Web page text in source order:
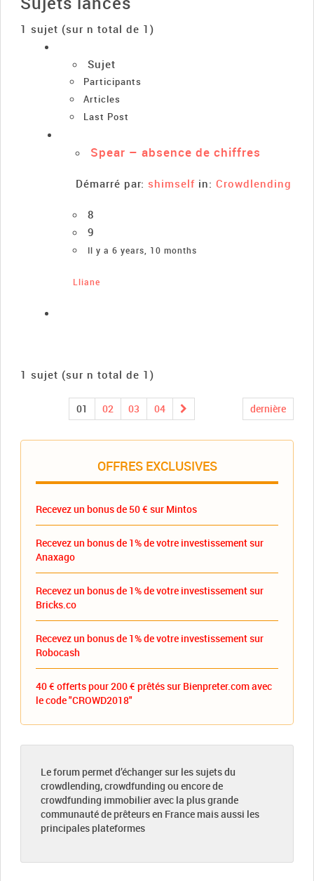
1 sujet (sur n total de 1)
Sujet
Participants
Articles
Last Post
Spear – absence de chiffres
Démarré par: shimself in: Crowdlending
8
9
Il y a 6 years, 10 months
Lliane
1 sujet (sur n total de 1)
01 02 03 04 dernière
OFFRES EXCLUSIVES
Recevez un bonus de 50 € sur Mintos
Recevez un bonus de 1% de votre investissement sur
Anaxago
Recevez un bonus de 1% de votre investissement sur
Bricks.co
Recevez un bonus de 1% de votre investissement sur
Robocash
40 € offerts pour 200 € prêtés sur Bienpreter.com avec
le code "CROWD2018"
Le forum permet d’échanger sur les sujets du
crowdlending, crowdfunding ou encore de
crowdfunding immobilier avec la plus grande
communauté de prêteurs en France mais aussi les
principales plateformes